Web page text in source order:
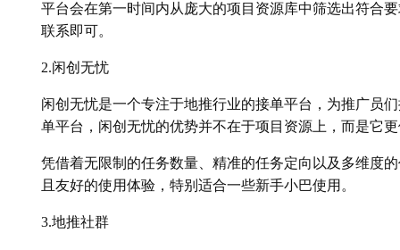
平台会在第一时间内从庞大的项目资源库中筛选出符合
联系即可。
2.闲创无忧
闲创无忧是一个专注于地推行业的接单平台，为推广员
单平台，闲创无忧的优势并不在于项目资源上，而是它
凭借着无限制的任务数量、精准的任务定向以及多维度
且友好的使用体验，特别适合一些新手小巴使用。
3.地推社群